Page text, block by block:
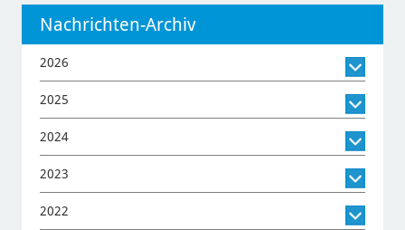
Nachrichten-Archiv
2026
2025
2024
2023
2022